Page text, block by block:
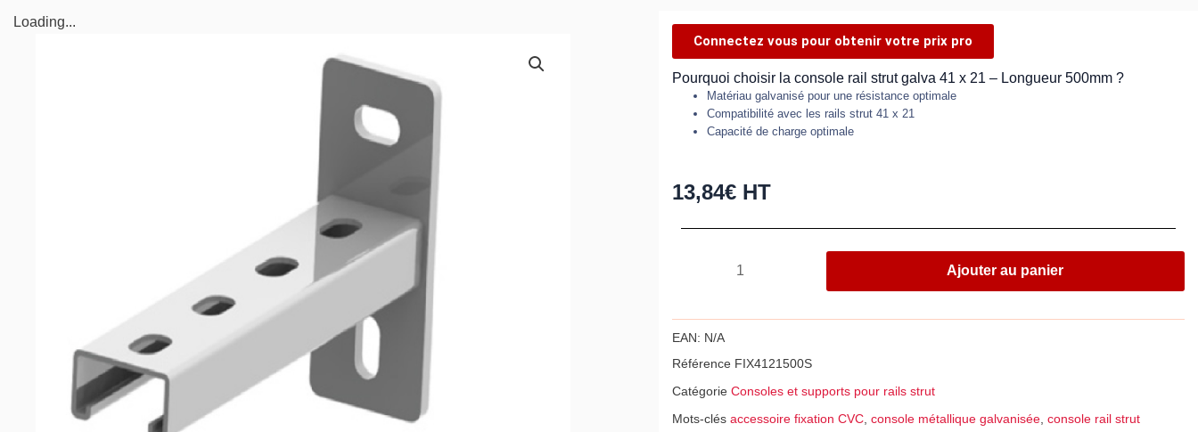
Loading...
Connectez vous pour obtenir votre prix pro
Pourquoi choisir la console rail strut galva 41 x 21 – Longueur 500mm ?
Matériau galvanisé pour une résistance optimale
Compatibilité avec les rails strut 41 x 21
Capacité de charge optimale
13,84€ HT
rail
41
x
Ajouter au panier
EAN: N/A
Référence FIX4121500S
Catégorie Consoles et supports pour rails strut
Mots-clés accessoire fixation CVC ,console métallique galvanisée ,console rail strut